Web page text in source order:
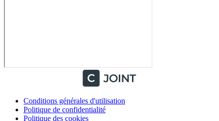
Conditions générales d'utilisation
Politique de confidentialité
Politique des cookies